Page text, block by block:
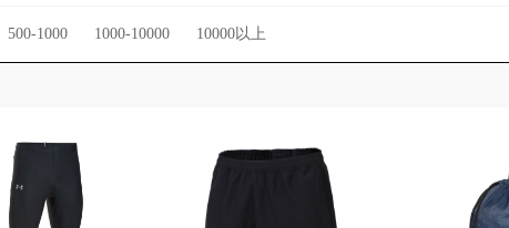
斐乐 Fear Of God Fjallraven/北极狐
李宁 MLB Mdikawe/曼迪卡威
人 NBA鞋会 New Balance Onitsuka Tiger/
巴塔哥尼亚 Pi Roller/菠萝君
500-1000 1000-10000 10000以上